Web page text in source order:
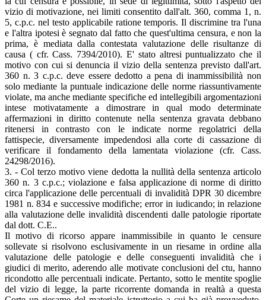
vizio di motivazione, nei limiti consentito dall'alt. 360, comma 1, n.
5, c.p.c. nel testo applicabile ratione temporis. Il discrimine tra l'una
e l'altra ipotesi è segnato dal fatto che quest'ultima censura, e non la
prima, è mediata dalla contestata valutazione delle risultanze di
causa ( cfr. Cass. 7394/2010). E' stato altresi puntualizzato che il
motivo con cui si denuncia il vizio della sentenza previsto dall'art.
360 n. 3 c.p.c. deve essere dedotto a pena di inammissibilità non
solo mediante la puntuale indicazione delle norme riassuntivamente
violate, ma anche mediante specifiche ed intellegibili argomentazioni
intese motivatamente a dimostrare in qual modo determinate
affermazioni in diritto contenute nella sentenza gravata debbano
ritenersi in contrasto con le indicate norme regolatrici della
fattispecie, diversamente impedendosi alla corte di cassazione di
verificare il fondamento della lamentata violazione (cfr. Cass.
24298/2016).
3. - Col terzo motivo viene dedotta la nullità della sentenza articolo
360 n. 3 c.p.c.; violazione e falsa applicazione di norme di diritto
circa l'applicazione delle percentuali di invalidità DPR 30 dicembre
1981 n. 834 e successive modifiche; error in iudicando; in relazione
alla valutazione delle invalidità discendenti dalle patologie riportate
dal dott. C.E..
Il motivo di ricorso appare inammissibile in quanto le censure
sollevate si risolvono esclusivamente in un riesame in ordine alla
valutazione delle patologie e delle conseguenti invalidità che i
giudici di merito, aderendo alle motivate conclusioni del ctu, hanno
ricondotto alle percentuali indicate. Pertanto, sotto le mentite spoglie
del vizio di legge, la parte ricorrente domanda in realtà a questa